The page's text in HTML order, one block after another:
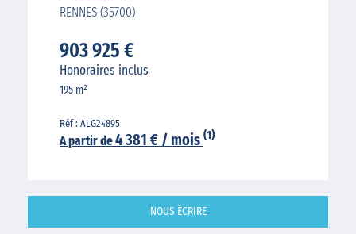
RENNES (35700)
903 925 €
Honoraires inclus
195 m²
Réf : ALG24895
A partir de4 381 € / mois (1)
NOUS ÉCRIRE